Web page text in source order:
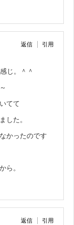
返信 引用
じ。＾＾
てて
した。
かったのです
ら。
返信 引用